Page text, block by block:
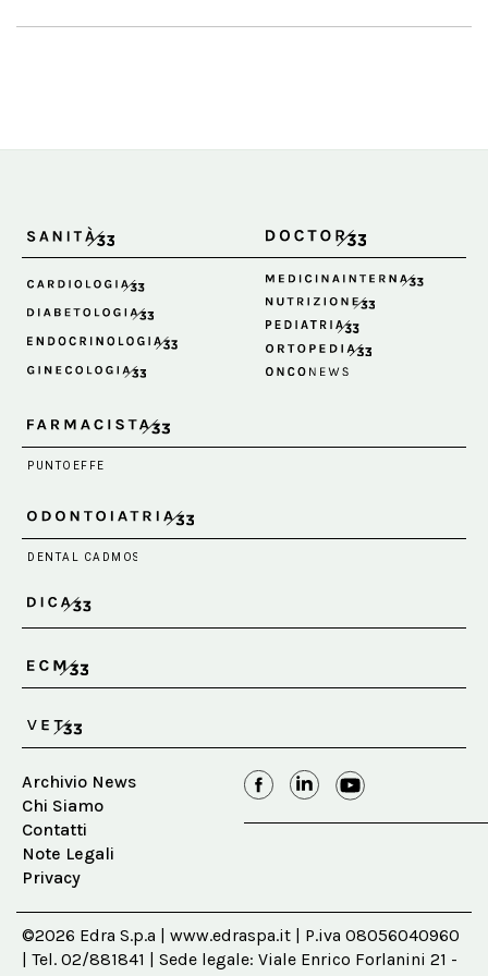
Archivio News
Chi Siamo
Contatti
Note Legali
Privacy
©2026 Edra S.p.a | www.edraspa.it | P.iva 08056040960
| Tel. 02/881841 | Sede legale: Viale Enrico Forlanini 21 -